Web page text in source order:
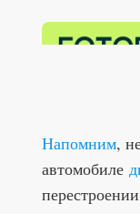
Напомним,
автомобиле